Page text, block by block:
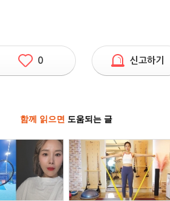
0 신고하기
함께 읽으면 도움되는 글